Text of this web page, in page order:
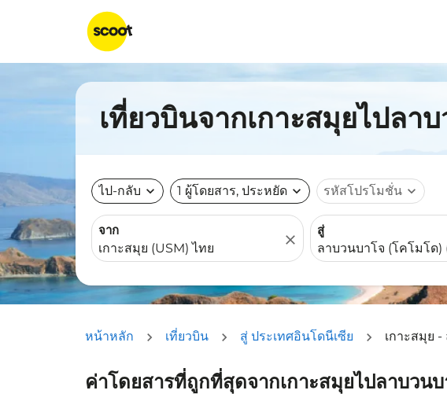
เที่ยวบินจากเกาะสมุยไปลา
ไป-กลับ expand_more 1 ผู้โดยสาร, ประหยัด expand_more รหัสโปรโมชั่น expand_more
จาก
close
สู่
หน้าหลัก เที่ยวบิน สู่ ประเทศอินโดนีเซีย เกาะสมุย
ค่าโดยสารที่ถูกที่สุดจากเกาะสมุยไปลาบวน
ลองอัปเดตเส้นทางของคุณ (ต้นทางและ/หรือปลายทาง) หรือเลือกวั